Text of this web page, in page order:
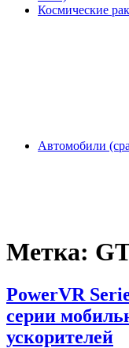
Космические
Автомобили
Метка:
PowerVR
серии
ускорителей